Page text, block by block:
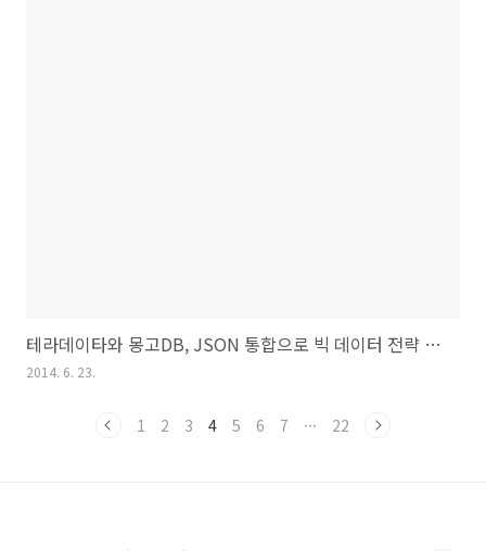
테라데이타와 몽고DB, JSON 통합으로 빅 데이터 전략 지원 강화
2014. 6. 23.
1 2 3 4 5 6 7 ··· 22